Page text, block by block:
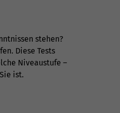
stehen?
Diese Tests
Niveaustufe –
ist.